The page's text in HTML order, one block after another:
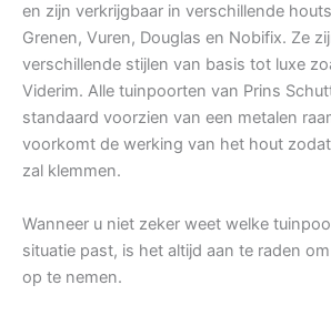
en zijn verkrijgbaar in verschillende
Grenen, Vuren, Douglas en Nobifix. Ze
verschillende stijlen van basis tot luxe
Viderim. Alle tuinpoorten van Prins
standaard voorzien van een metalen
voorkomt de werking van het hout
zal klemmen.
Wanneer u niet zeker weet welke
situatie past, is het altijd aan te raden
op te nemen.